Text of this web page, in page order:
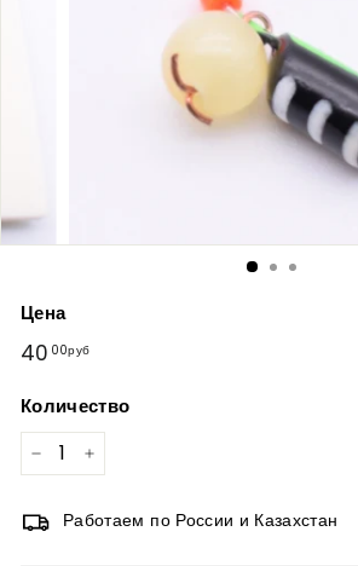
Цена
Обычная
40 00руб
Количество
Работаем по России и Казахстан